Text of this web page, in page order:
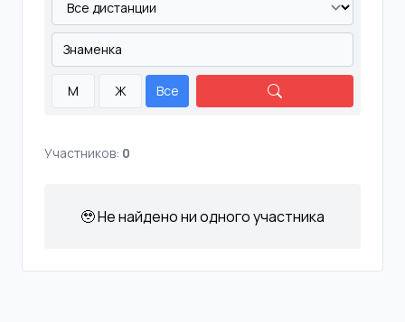
М Ж Все
Участников: 0
🥹 Не найдено ни одного участника